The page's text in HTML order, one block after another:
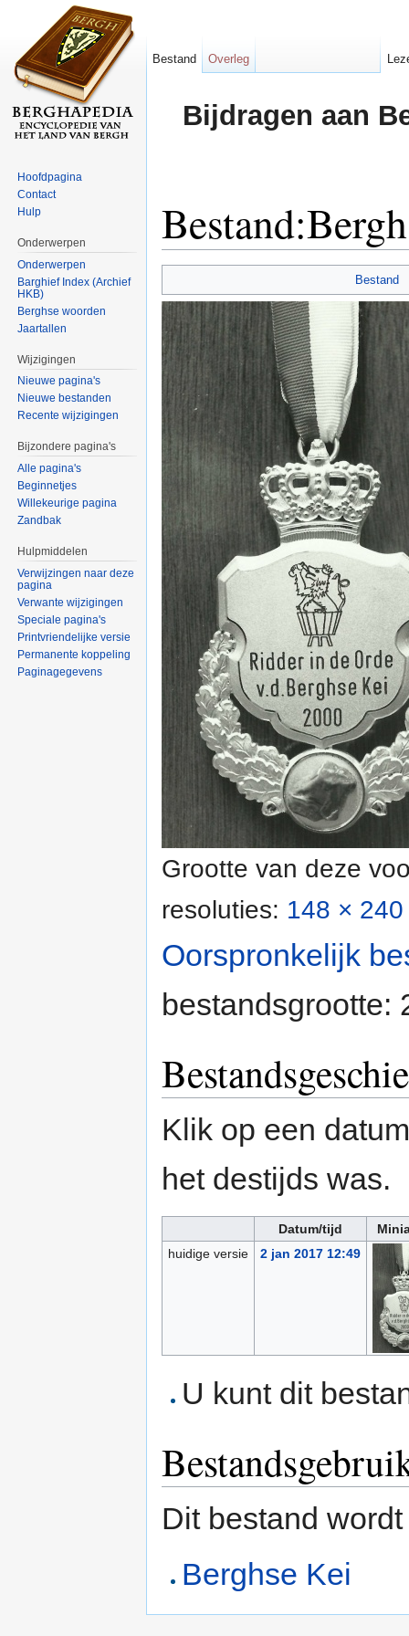
Bijdragen aan
Bestand
Grootte van deze
resoluties: 148 ×
Oorspronkelijk
bestandsgrootte:
Klik op een
het destijds was.
Datum/tijd
huidige versie
2 jan 2017 12:49
U kunt dit
Dit bestand
Berghse Kei
Bestand Overleg
Hoofdpagina
Contact
Hulp
Onderwerpen
Onderwerpen
Barghief Index (Archief
HKB)
Berghse woorden
Jaartallen
Wijzigingen
Nieuwe pagina's
Nieuwe bestanden
Recente wijzigingen
Bijzondere pagina's
Alle pagina's
Beginnetjes
Willekeurige pagina
Zandbak
Hulpmiddelen
Verwijzingen naar deze
pagina
Verwante wijzigingen
Speciale pagina's
Printvriendelijke versie
Permanente koppeling
Paginagegevens